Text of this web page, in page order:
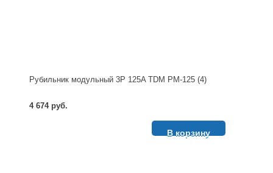
Рубильник модульный 3P 125A TDM РМ-125 (4)
4 674 руб.
В корзину